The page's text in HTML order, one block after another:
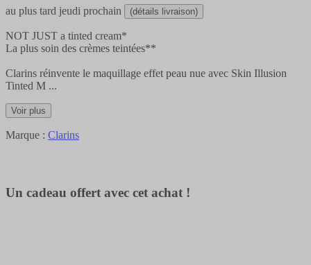
au plus tard jeudi prochain (détails livraison)
NOT JUST a tinted cream*
La plus soin des crèmes teintées**
Clarins réinvente le maquillage effet peau nue avec Skin Illusion
Tinted M ...
Voir plus
Marque : Clarins
Un cadeau offert avec cet achat !